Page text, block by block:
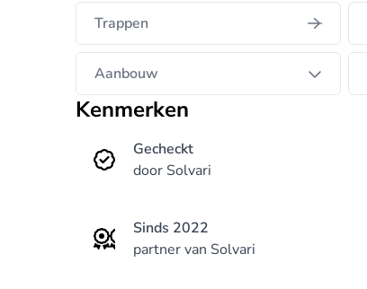
Trappen
Aanbouw
Kenmerken
Gecheckt
door Solvari
Sinds 2022
partner van Solvari